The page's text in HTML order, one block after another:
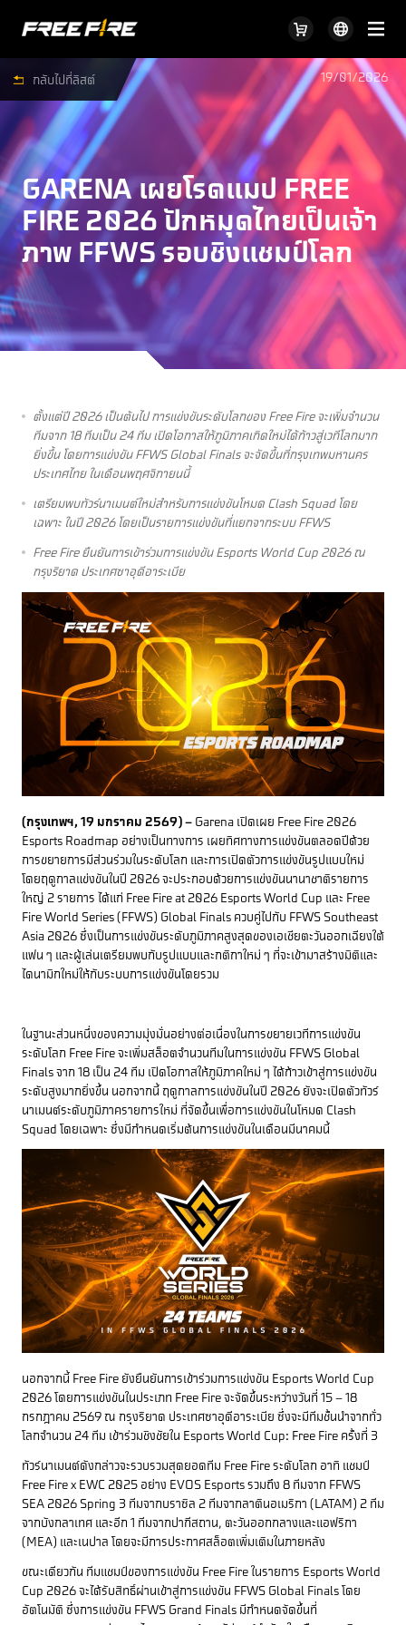
กลับไปที่ลิสต์ 19/01/2026
GARENA เผยโรดแมป FREE
FIRE 2026 ปักหมุดไทยเป็นเจ้า
ภาพ FFWS รอบชิงแชมป์โลก
ตั้งแต่ปี 2026 เป็นต้นไป การแข่งขันระดับโลกของ Free Fire จะเพิ่มจำนวน
ทีมจาก 18 ทีมเป็น 24 ทีม เปิดโอกาสให้ภูมิภาคเกิดใหม่ได้ก้าวสู่เวทีโลกมาก
ยิ่งขึ้น โดยการแข่งขัน FFWS Global Finals จะจัดขึ้นที่กรุงเทพมหานคร
ประเทศไทย ในเดือนพฤศจิกายนนี้
เตรียมพบทัวร์นาเมนต์ใหม่สำหรับการแข่งขันโหมด Clash Squad โดย
เฉพาะ ในปี 2026 โดยเป็นรายการแข่งขันที่แยกจากระบบ FFWS
Free Fire ยืนยันการเข้าร่วมการแข่งขัน Esports World Cup 2026 ณ
กรุงริยาด ประเทศซาอุดีอาระเบีย
(กรุงเทพฯ, 19 มกราคม 2569) – Garena เปิดเผย Free Fire 2026
Esports Roadmap อย่างเป็นทางการ เผยทิศทางการแข่งขันตลอดปีด้วย
การขยายการมีส่วนร่วมในระดับโลก และการเปิดตัวการแข่งขันรูปแบบใหม่
โดยฤดูกาลแข่งขันในปี 2026 จะประกอบด้วยการแข่งขันนานาชาติรายการ
ใหญ่ 2 รายการ ได้แก่ Free Fire at 2026 Esports World Cup และ Free
Fire World Series (FFWS) Global Finals ควบคู่ไปกับ FFWS Southeast
Asia 2026 ซึ่งเป็นการแข่งขันระดับภูมิภาคสูงสุดของเอเชียตะวันออกเฉียงใต้
แฟน ๆ และผู้เล่นเตรียมพบกับรูปแบบและกติกาใหม่ ๆ ที่จะเข้ามาสร้างมิติและ
ไดนามิกใหม่ให้กับระบบการแข่งขันโดยรวม
ในฐานะส่วนหนึ่งของความมุ่งมั่นอย่างต่อเนื่องในการขยายเวทีการแข่งขัน
ระดับโลก Free Fire จะเพิ่มสล็อตจำนวนทีมในการแข่งขัน FFWS Global
Finals จาก 18 เป็น 24 ทีม เปิดโอกาสให้ภูมิภาคใหม่ ๆ ได้ก้าวเข้าสู่การแข่งขัน
ระดับสูงมากยิ่งขึ้น นอกจากนี้ ฤดูกาลการแข่งขันในปี 2026 ยังจะเปิดตัวทัวร์
นาเมนต์ระดับภูมิภาครายการใหม่ ที่จัดขึ้นเพื่อการแข่งขันในโหมด Clash
Squad โดยเฉพาะ ซึ่งมีกำหนดเริ่มต้นการแข่งขันในเดือนมีนาคมนี้
นอกจากนี้ Free Fire ยังยืนยันการเข้าร่วมการแข่งขัน Esports World Cup
2026 โดยการแข่งขันในประเภท Free Fire จะจัดขึ้นระหว่างวันที่ 15 – 18
กรกฎาคม 2569 ณ กรุงริยาด ประเทศซาอุดีอาระเบีย ซึ่งจะมีทีมชั้นนำจากทั่ว
โลกจำนวน 24 ทีม เข้าร่วมชิงชัยใน Esports World Cup: Free Fire ครั้งที่ 3
ทัวร์นาเมนต์ดังกล่าวจะรวบรวมสุดยอดทีม Free Fire ระดับโลก อาทิ แชมป์
Free Fire x EWC 2025 อย่าง EVOS Esports รวมถึง 8 ทีมจาก FFWS
SEA 2026 Spring 3 ทีมจากบราซิล 2 ทีมจากลาตินอเมริกา (LATAM) 2 ทีม
จากบังกลาเทศ และอีก 1 ทีมจากปากีสถาน, ตะวันออกกลางและแอฟริกา
(MEA) และเนปาล โดยจะมีการประกาศสล็อตเพิ่มเติมในภายหลัง
ขณะเดียวกัน ทีมแชมป์ของการแข่งขัน Free Fire ในรายการ Esports World
Cup 2026 จะได้รับสิทธิ์ผ่านเข้าสู่การแข่งขัน FFWS Global Finals โดย
อัตโนมัติ ซึ่งการแข่งขัน FFWS Grand Finals มีกำหนดจัดขึ้นที่